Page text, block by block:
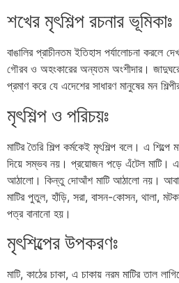
শখের মৃৎশিল্প রচনার ভূমিকাঃ
বাঙালির প্রাচীনতম ইতিহাস পর্যালোচনা করলে
গৌরব ও অহংকারের অন্যতম অংশীদার। জাদুঘরে
প্রমাণ করে যে এদেশের সাধারণ মানুষের মন
মৃৎশিল্প ও পরিচয়ঃ
মাটির তৈরি শিল্প কর্মকেই মৃৎশিল্প বলে। এ
দিয়ে সম্ভব নয়। প্রয়োজন পড়ে এঁটেল মাটি।
আঠালো। কিন্তু দোআঁশ মাটি আঠালো নয়। আবার
মাটির পুতুল, হাঁড়ি, সরা, বাসন-কোসন, থালা,
পত্র বানানো হয়।
মৃৎশিল্পের উপকরণঃ
মাটি, কাঠের চাকা, এ চাকায় নরম মাটির তাল